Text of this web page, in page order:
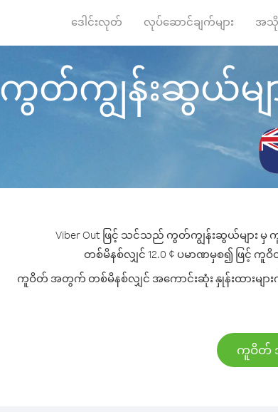
ဒေါင်းလုတ် လုပ်ဆောင်ချက်များ အသို
ကွတ်ကျွန်းဆွယ်မျ
Viber Out ဖြင့် သင်သည် ကွတ်ကျွန်းဆွယ်များ
တစ်မိနစ်လျှင် 12.0 ¢ ပမာဏမှစ၍ ဖြင့်
ကူဝိတ် အတွက် တစ်မိနစ်လျှင် အကောင်းဆုံး နှုန်းထားမျာ
ကူဝိတ်